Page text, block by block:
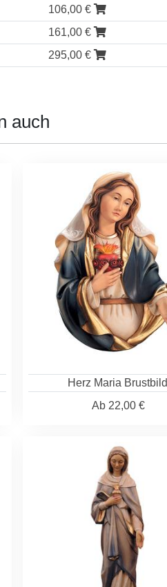
106,00 €
161,00 €
295,00 €
auch
Herz Maria Brustbild
Ab22,00 €